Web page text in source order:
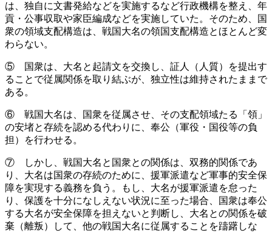
は、独自に文書発給などを実施するなど行政機構を整え、年
貢・公事収取や家臣編成などを実施していた。そのため、国
衆の領域支配構造は、戦国大名の領国支配構造とほとんど変
わらない。
⑤ 国衆は、大名と起請文を交換し、証人（人質）を提出す
ることで従属関係を取り結ぶが、独立性は維持されたままで
ある。
⑥ 戦国大名は、国衆を従属させ、その支配領域たる「領」
の安堵と存続を認める代わりに、奉公（軍役・国役等の負
担）を行わせる。
⑦ しかし、戦国大名と国衆との関係は、双務的関係であ
り、大名は国衆の存続のために、援軍派遣など軍事的安全保
障を実現する義務を負う。もし、大名が援軍派遣を怠った
り、保護を十分になしえない状況に至った場合、国衆は奉公
する大名が安全保障を担えないと判断し、大名との関係を破
棄（離叛）して、他の戦国大名に従属することを躊躇しな